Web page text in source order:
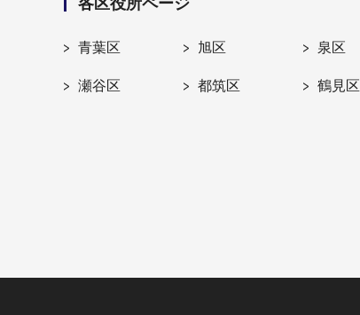
各区役所ページ
青葉区 旭区 泉区
瀬谷区 都筑区 鶴見区